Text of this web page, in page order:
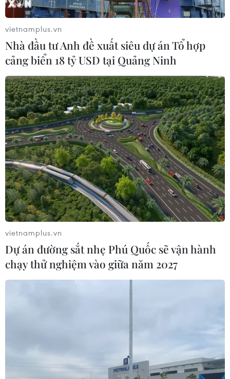
Tiến sỹ Vũ Minh Ngọc: 'Cầu nối' trong lĩnh
vực hạt nhân giữa Việt Nam và Pháp
22/03/2025 01:00
Gần 20 năm ở Pháp, Tiến sỹ Vũ Minh Ngọc đã có nhiều
đóng góp quan trọng trong nghiên cứu khoa học, giúp
đỡ, tạo điều kiện cho các nghiên cứu sinh Việt Nam học
tập tại Pháp.
vietnamplus.vn
Nhà đầu tư Anh đề xuất siêu dự án Tổ hợp
cảng biển 18 tỷ USD tại Quảng Ninh
vietnamplus.vn
Dự án đường sắt nhẹ Phú Quốc sẽ vận hành
chạy thử nghiệm vào giữa năm 2027